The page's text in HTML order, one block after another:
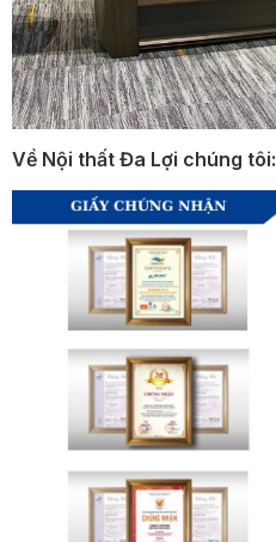
Về Nội thất Đa Lợi chúng tôi: